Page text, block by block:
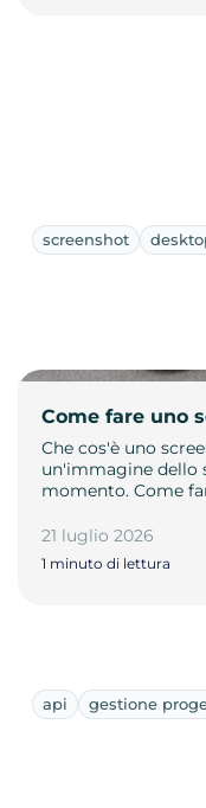
screenshot
Come fare uno
Che cos'è uno
un'immagine dello
momento. Come
21 luglio 2026
1 minuto di lettura
api gestione